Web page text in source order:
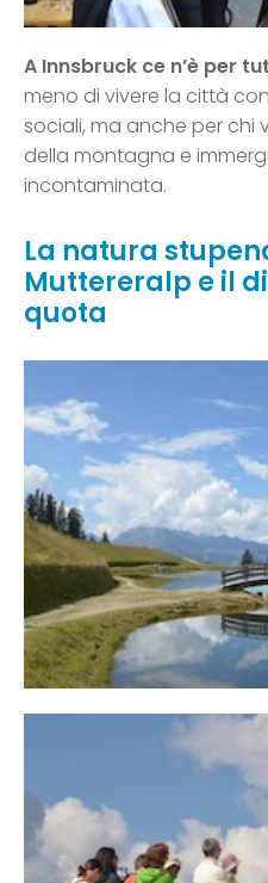
A Innsbruck ce n’è per
meno di vivere la città
sociali, ma anche per chi
della montagna e
incontaminata.
La natura
Muttereralp e il
quota